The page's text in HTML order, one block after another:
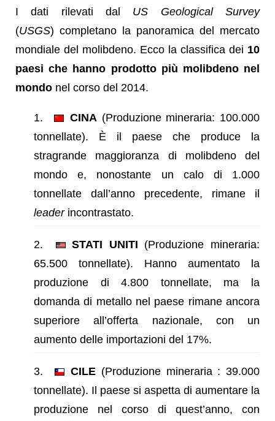
I dati rilevati dal US Geological Survey
(USGS) completano la panoramica del mercato
mondiale del molibdeno. Ecco la classifica dei 10
paesi che hanno prodotto più molibdeno nel
mondo nel corso del 2014.
CINA (Produzione mineraria: 100.000
tonnellate). È il paese che produce la
stragrande maggioranza di molibdeno del
mondo e, nonostante un calo di 1.000
tonnellate dall’anno precedente, rimane il
leaderincontrastato.
STATI UNITI (Produzione mineraria:
65.500 tonnellate). Hanno aumentato la
produzione di 4.800 tonnellate, ma la
domanda di metallo nel paese rimane ancora
superiore all’offerta nazionale, con un
aumento delle importazioni del 17%.
CILE (Produzione mineraria : 39.000
tonnellate). Il paese si aspetta di aumentare la
produzione nel corso di quest’anno, con